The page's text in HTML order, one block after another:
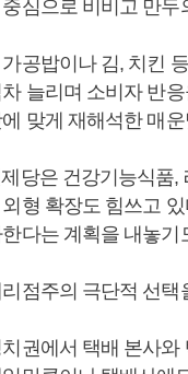
심으로 비비고 만두
공밥이나 김, 치킨
늘리며 소비자 반
맞게 재해석한 매
당은 건강기능식품,
형 확장도 힘쓰고
다는 계획을 내놓기
점주의 극단적 선
권에서 택배 본사